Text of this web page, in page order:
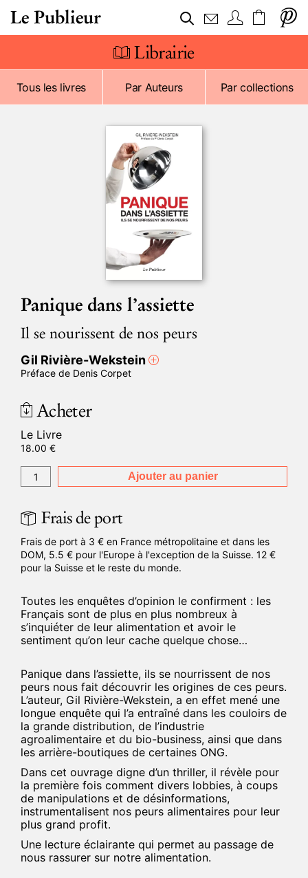
Le Publieur
Librairie
Tous les livres Par Auteurs Par collections
Toutes les enquêtes d’opinion le confirment : les
Français sont de plus en plus nombreux à
s’inquiéter de leur alimentation et avoir le
sentiment qu’on leur cache quelque chose…
Panique dans l’assiette, ils se nourrissent de nos
peurs nous fait découvrir les origines de ces peurs.
L’auteur, Gil Rivière-Wekstein, a en effet mené une
longue enquête qui l’a entraîné dans les couloirs de
la grande distribution, de l’industrie
agroalimentaire et du bio-business, ainsi que dans
les arrière-boutiques de certaines ONG.
Dans cet ouvrage digne d’un thriller, il révèle pour
la première fois comment divers lobbies, à coups
de manipulations et de désinformations,
instrumentalisent nos peurs alimentaires pour leur
plus grand profit.
Une lecture éclairante qui permet au passage de
nous rassurer sur notre alimentation.
Panique dans l’assiette
Il se nourissent de nos peurs
Gil Rivière-Wekstein
Préface de Denis Corpet
Acheter
Le Livre
18.00 €
Ajouter au panier
Frais de port
Frais de port à 3 € en France métropolitaine et dans les
DOM, 5.5 € pour l'Europe à l'exception de la Suisse. 12 €
pour la Suisse et le reste du monde.